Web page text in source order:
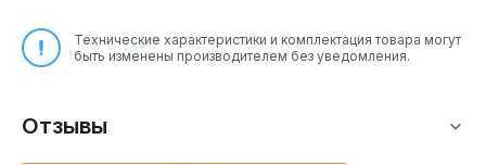
Технические характеристики и комплектация товара могут
быть изменены производителем без уведомления.
Отзывы